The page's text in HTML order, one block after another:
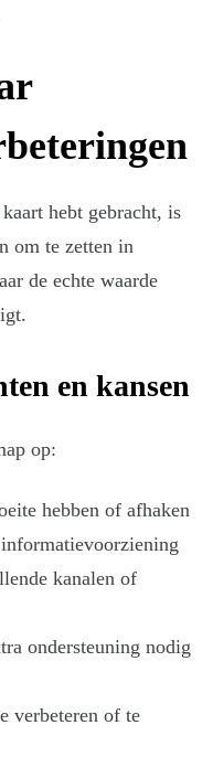
hebt gebracht, is
om te zetten in
de echte waarde
en kansen
op:
hebben of afhaken
kanalen of
ondersteuning nodig
verbeteren of te